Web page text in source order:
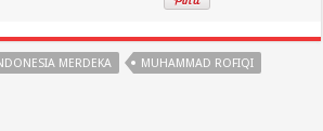
MERDEKA
MUHAMMAD ROFIQI